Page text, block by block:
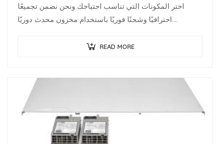
اختر المكونات التي تناسب احتياجك ونحن نضمن تجميعًا
احترافيًا وشحنًا فوريًا باستخدام مخزون محدث دوريًا.
READ MORE